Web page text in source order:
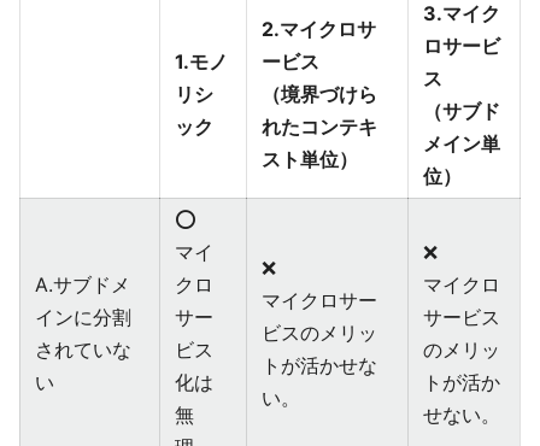
1.モノ
リシ
ック
2.マイクロサ
ービス
（境界づけら
れたコンテキ
スト単位）
3.マイク
ロサービ
ス
（サブド
メイン単
位）
A.サブドメ
インに分割
されていな
い
⭕️
マイ
クロ
サー
ビス
化は
無
❌
マイクロサー
ビスのメリッ
トが活かせな
い。
❌
マイクロ
サービス
のメリッ
トが活か
せない。